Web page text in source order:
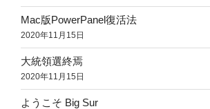
Mac版PowerPanel復活法
2020年11月15日
大統領選終焉
2020年11月15日
ようこそ Big Sur